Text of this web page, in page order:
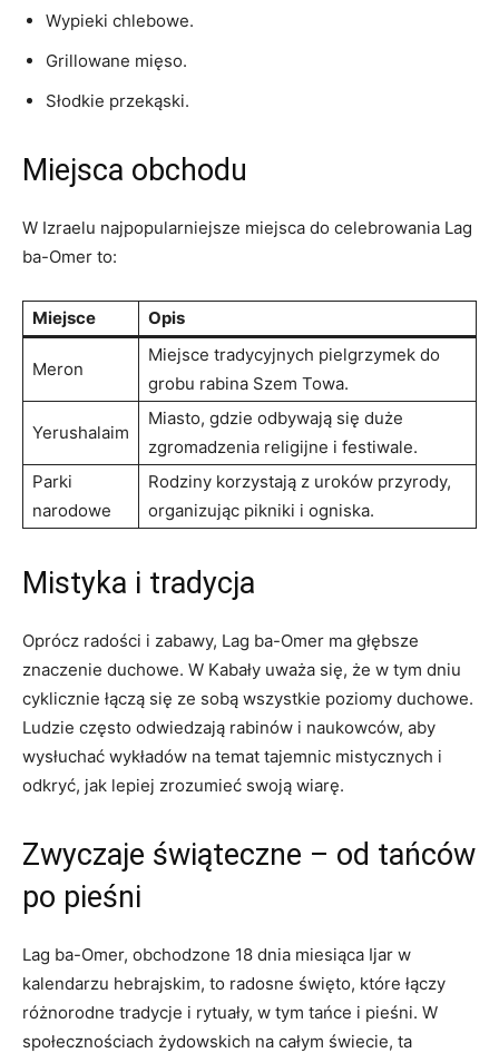
Wypieki chlebowe.
Grillowane‌ mięso.
Słodkie przekąski.
Miejsca‌ obchodu
W Izraelu najpopularniejsze miejsca do celebrowania Lag
ba-Omer‌ to:
Miejsce Opis
Meron
Miejsce tradycyjnych pielgrzymek⁢ do
grobu rabina Szem Towa.
Yerushalaim
Miasto, gdzie odbywają się duże
zgromadzenia religijne i festiwale.
Parki
narodowe
Rodziny korzystają z uroków przyrody,
⁢organizując pikniki i ogniska.
Mistyka i ⁣tradycja
Oprócz radości ⁣i zabawy, Lag ba-Omer ma ⁢głębsze
znaczenie duchowe. W Kabały uważa się, że w tym dniu
cyklicznie łączą się ze sobą wszystkie poziomy duchowe.
Ludzie często odwiedzają rabinów i naukowców, aby
wysłuchać wykładów ⁤na temat tajemnic mistycznych i
odkryć, ‍jak lepiej zrozumieć ​swoją wiarę.
Zwyczaje świąteczne –⁤ od ⁢tańców
po‍ pieśni
Lag ba-Omer, obchodzone‍ 18 dnia miesiąca Ijar w
kalendarzu hebrajskim, to radosne święto, które łączy
różnorodne tradycje i rytuały, w tym tańce i pieśni. W
społecznościach żydowskich na‍ całym⁣ świecie, ta